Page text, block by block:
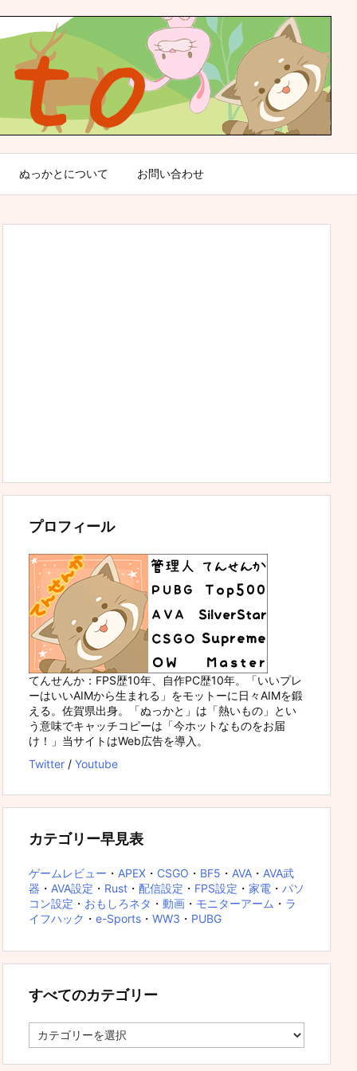
ぬっかとについて お問い合わせ
プロフィール
てんせんか：FPS歴10年、自作PC歴10年。「いいプレ
ーはいいAIMから生まれる」をモットーに日々AIMを鍛
える。佐賀県出身。「ぬっかと」は「熱いもの」とい
う意味でキャッチコピーは「今ホットなものをお届
け！」当サイトはWeb広告を導入。
Twitter / Youtube
カテゴリー早見表
ゲームレビュー ・ APEX ・ CSGO ・ BF5 ・ AVA ・ AVA武
器 ・ AVA設定 ・ Rust ・ 配信設定 ・ FPS設定 ・ 家電 ・ パソ
コン設定 ・ おもしろネタ ・ 動画 ・ モニターアーム ・ ラ
イフハック ・ e-Sports ・ WW3 ・ PUBG
すべてのカテゴリー
べ